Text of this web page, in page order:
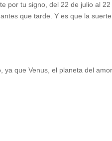
por tu signo, del 22 de julio al
que tarde. Y es que la
ya que Venus, el planeta del